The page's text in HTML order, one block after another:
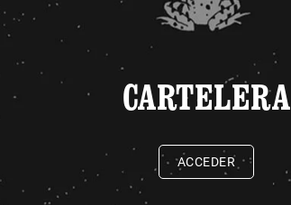
CARTELERA
ACCEDER